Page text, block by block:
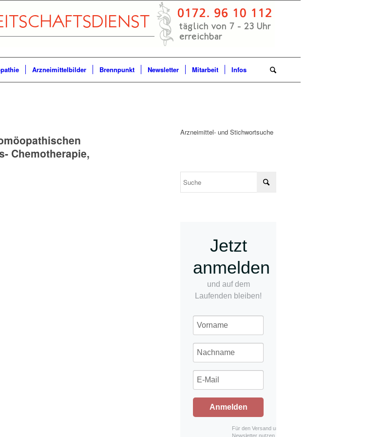
Arzneimittelbilder Brennpunkt Newsletter Mitarbeit Infos
Chemotherapie,
Arzneimittel- und Stichwortsuche
Jetzt
anmelden
und auf dem
Laufenden bleiben!
Anmelden
Für den Versand unserer
Newsletter nutzen wir